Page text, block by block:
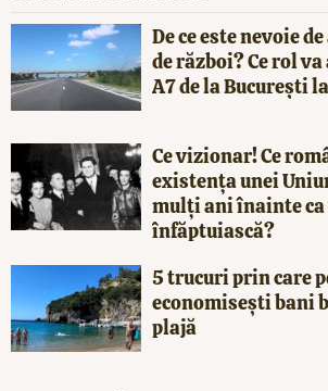
De ce este nevoie
de război? Ce rol
A7 de la București
Ce vizionar! Ce
existența unei
mulți ani înainte ca
înfăptuiască?
5 trucuri prin care
economisești bani
plajă